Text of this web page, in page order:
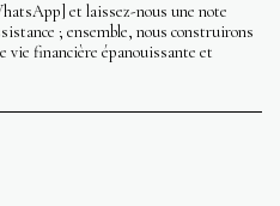
et laissez-nous une note
; ensemble, nous construirons
vie financière épanouissante et